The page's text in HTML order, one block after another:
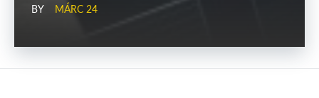
BY MÁRC 24